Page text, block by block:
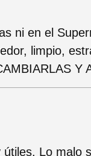
ni en el
limpio,
Y
Lo malo